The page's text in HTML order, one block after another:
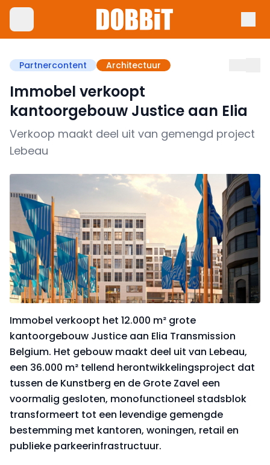
Partnercontent Architectuur
Immobel verkoopt
kantoorgebouw Justice aan Elia
Verkoop maakt deel uit van gemengd project
Lebeau
Immobel verkoopt het 12.000 m² grote
kantoorgebouw Justice aan Elia Transmission
Belgium. Het gebouw maakt deel uit van Lebeau,
een 36.000 m² tellend herontwikkelingsproject dat
tussen de Kunstberg en de Grote Zavel een
voormalig gesloten, monofunctioneel stadsblok
transformeert tot een levendige gemengde
bestemming met kantoren, woningen, retail en
publieke parkeerinfrastructuur.